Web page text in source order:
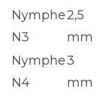
Nymphe
N3
2,5
mm
Nymphe
N4
3
mm